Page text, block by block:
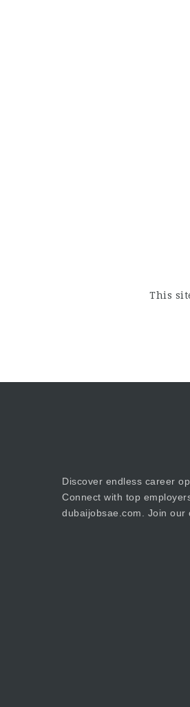
This
Discover endless career
Connect with top
dubaijobsae.com. Join our